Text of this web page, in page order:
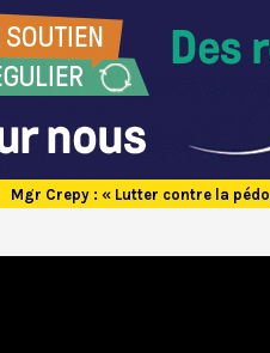
Mgr Crepy : « Lutter contre la